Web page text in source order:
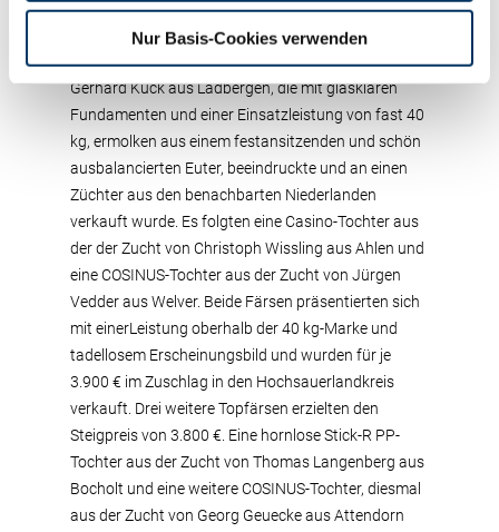
Nur Basis-Cookies verwenden
wurde und zukünftig im Kreis Minden-Lübbecke ihre
Leistung erbringen wird. Und zum anderen eine
ebenbürtige FLIGHT RED-Tochter aus der Zucht von
Gerhard Kuck aus Ladbergen, die mit glasklaren
Fundamenten und einer Einsatzleistung von fast 40
kg, ermolken aus einem festansitzenden und schön
ausbalancierten Euter, beeindruckte und an einen
Züchter aus den benachbarten Niederlanden
verkauft wurde. Es folgten eine Casino-Tochter aus
der der Zucht von Christoph Wissling aus Ahlen und
eine COSINUS-Tochter aus der Zucht von Jürgen
Vedder aus Welver. Beide Färsen präsentierten sich
mit einerLeistung oberhalb der 40 kg-Marke und
tadellosem Erscheinungsbild und wurden für je
3.900 € im Zuschlag in den Hochsauerlandkreis
verkauft. Drei weitere Topfärsen erzielten den
Steigpreis von 3.800 €. Eine hornlose Stick-R PP-
Tochter aus der Zucht von Thomas Langenberg aus
Bocholt und eine weitere COSINUS-Tochter, diesmal
aus der Zucht von Georg Geuecke aus Attendorn